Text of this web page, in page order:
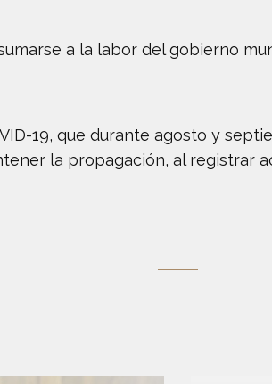
a la labor del gobierno
19, que durante agosto y
la propagación, al registrar